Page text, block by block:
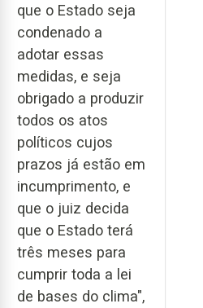
que o Estado seja
condenado a
adotar essas
medidas, e seja
obrigado a produzir
todos os atos
políticos cujos
prazos já estão em
incumprimento, e
que o juiz decida
que o Estado terá
três meses para
cumprir toda a lei
de bases do clima",